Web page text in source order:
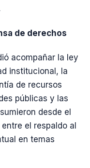
de derechos
acompañar la ley
institucional, la
de recursos
públicas y las
desde el
el respaldo al
en temas